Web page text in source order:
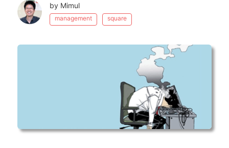
by Mimul
management square